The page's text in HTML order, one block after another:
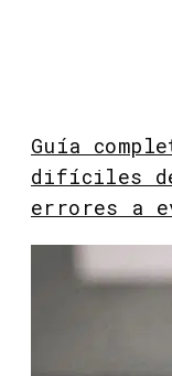
Guía
difíciles
errores a